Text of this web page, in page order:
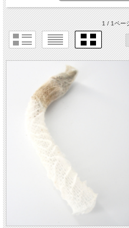
1 / 1ペー